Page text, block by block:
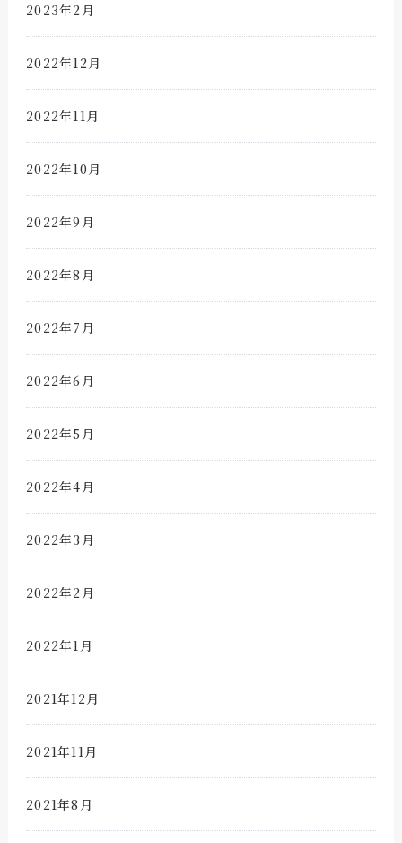
2023年2月
2022年12月
2022年11月
2022年10月
2022年9月
2022年8月
2022年7月
2022年6月
2022年5月
2022年4月
2022年3月
2022年2月
2022年1月
2021年12月
2021年11月
2021年8月